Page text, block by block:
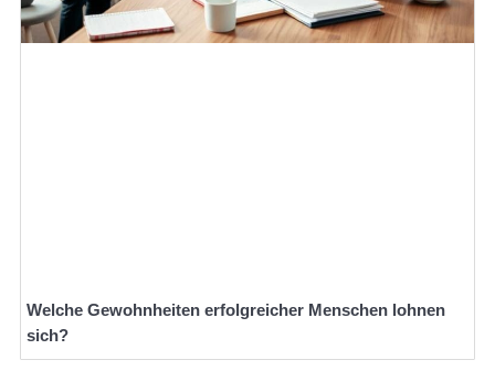
Welche Gewohnheiten erfolgreicher Menschen lohnen
sich?